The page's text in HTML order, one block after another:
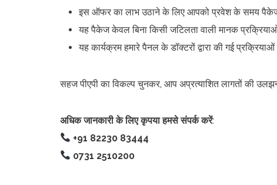
इस ऑफर का लाभ उठाने के लिए आपको प्रवेश के समय पैकेज
यह पैकेज केवल बिना किसी जटिलता वाली मानक
यह कार्यक्रम हमारे पैनल के डॉक्टरों द्वारा की गई
सहज पीएपी का विकल्प चुनकर, आप अप्रत्याशित लागतों की
अधिक जानकारी के लिए कृपया हमसे संपर्क करें:
+91 82230 83444
0731 2510200